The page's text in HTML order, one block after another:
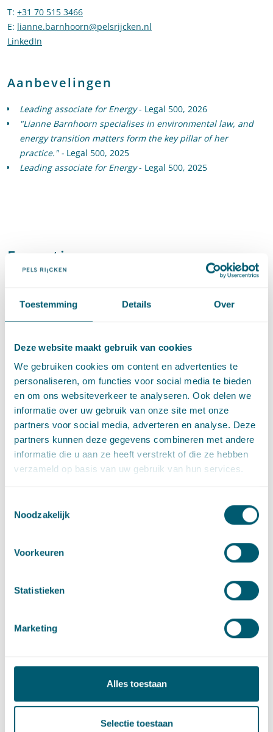
Toestemming Details Over
Deze website maakt gebruik van cookies
We gebruiken cookies om content en advertenties te
personaliseren, om functies voor social media te bieden
en om ons websiteverkeer te analyseren. Ook delen we
informatie over uw gebruik van onze site met onze
partners voor social media, adverteren en analyse. Deze
partners kunnen deze gegevens combineren met andere
informatie die u aan ze heeft verstrekt of die ze hebben
verzameld op basis van uw gebruik van hun services.
Noodzakelijk
Voorkeuren
Statistieken
Marketing
Alles toestaan
Selectie toestaan
T: +31 70 515 3466
E: lianne.barnhoorn@pelsrijcken.nl
LinkedIn
Aanbevelingen
Leading associate for Energy- Legal 500, 2026
"Lianne Barnhoorn specialises in environmental law, and
energy transition matters form the key pillar of her
practice." - Legal 500, 2025
Leading associate for Energy- Legal 500, 2025
Expertises
Energierecht
Omgevingsrecht
Energie(transitie)
Klimaat en duurzaamheid
Artikelen door Lianne